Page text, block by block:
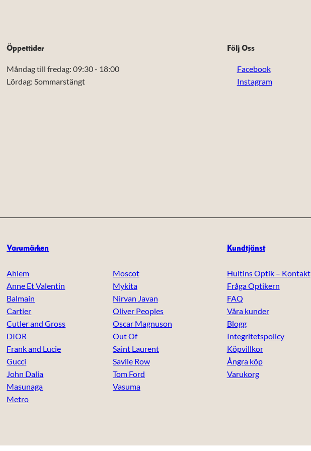
Öppettider
Måndag till fredag: 09:30 - 18:00
Lördag: Sommarstängt
Följ Oss
Facebook
Instagram
Varumärken
Ahlem
Anne Et Valentin
Balmain
Cartier
Cutler and Gross
DIOR
Frank and Lucie
Gucci
John Dalia
Masunaga
Metro
Moscot
Mykita
Nirvan Javan
Oliver Peoples
Oscar Magnuson
Out Of
Saint Laurent
Savile Row
Tom Ford
Vasuma
Kundtjänst
Hultins Optik – Kontakt
Fråga Optikern
FAQ
Våra kunder
Blogg
Integritetspolicy
Köpvillkor
Ångra köp
Varukorg